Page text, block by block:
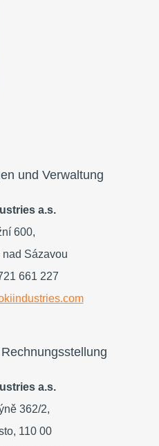
und Verwaltung
a.s.
600,
nad Sázavou
661 227
a.s.
362/2,
110 00